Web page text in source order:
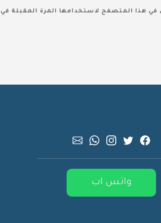
في هذا المتصفح لاستخدامها المرة المقبلة
واتس اب